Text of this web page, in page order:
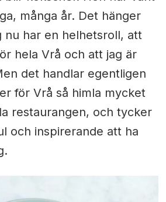
många år. Det hänger
nu har en helhetsroll, att
hela Vrå och att jag är
det handlar egentligen
för Vrå så himla mycket
restaurangen, och tycker
och inspirerande att ha